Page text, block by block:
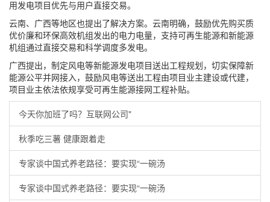
用发电项目优先与用户直接交易。
云南、广西等地区也提出了解决方案。云南明确，鼓励优先购买质
优价廉和环保高效机组发出的电力电量，支持可再生能源和新能源
机组通过直接交易和科学调度多发电。
广西提出，制定风电等新能源发电项目送出工程规划，切实保障新
能源公平并网接入，鼓励风电等送出工程由项目业主建设或代建，
项目业主依法依规享受可再生能源接网工程补贴。
今天你加班了吗？互联网公司"
秋季吃三薯 健康跟着走
专家谈中国式养老路径：要实现“一碗汤
专家谈中国式养老路径：要实现“一碗汤